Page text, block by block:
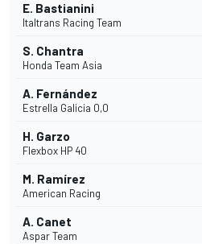
E. Bastianini
Italtrans Racing Team
S. Chantra
Honda Team Asia
A. Fernández
Estrella Galicia 0,0
H. Garzo
Flexbox HP 40
M. Ramírez
American Racing
A. Canet
Aspar Team